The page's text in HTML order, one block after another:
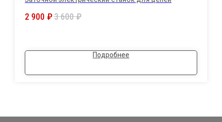
2 900 ₽3 600 ₽
Подробнее